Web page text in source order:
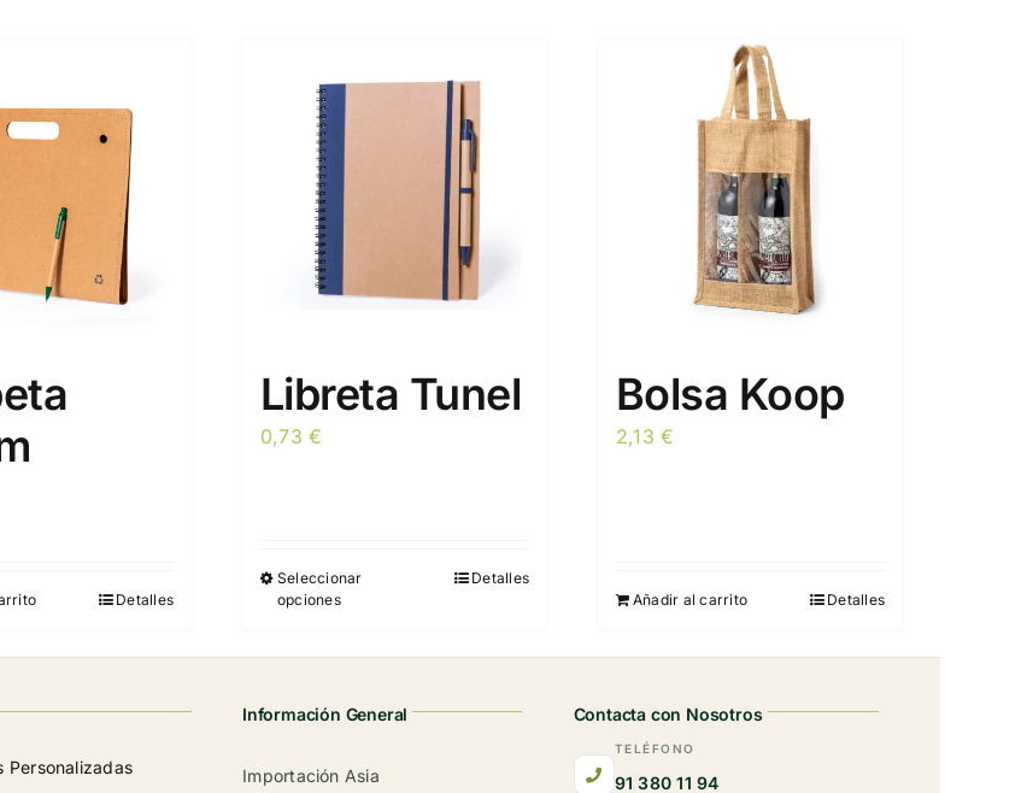
Detalles
Libreta Tunel
0,73€
Seleccionar
opciones
variantes.
Detalles
Bolsa Koop
2,13€
Añadir al carrito Detalles
Personalizadas
Información General
Importación Asia
Contacta con Nosotros
TELÉFONO
91 380 11 94